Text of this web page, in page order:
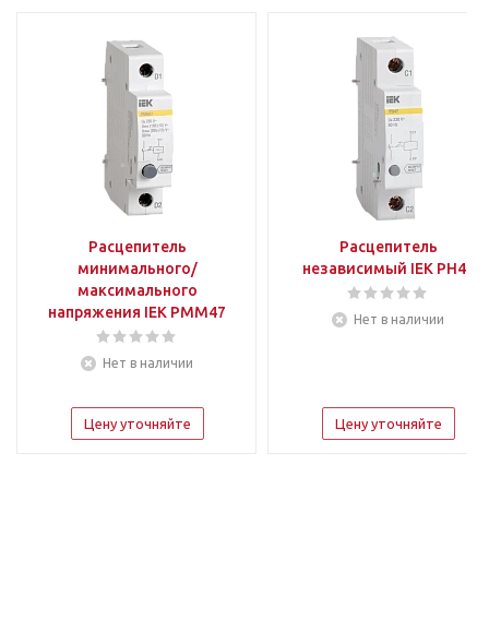
Расцепитель
минимального/
максимального
напряжения IEK РММ47
Нет в наличии
Цену уточняйте
Расцепитель
независимый IEK РН47
Нет в наличии
Цену уточняйте